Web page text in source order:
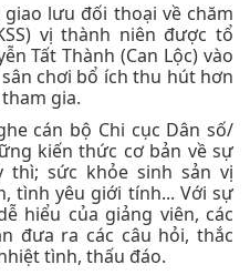
lưu đối thoại về chăm
vị thành niên được tổ
Tất Thành (Can Lộc) vào
chơi bổ ích thu hút hơn
gia.
cán bộ Chi cục Dân số/
kiến thức cơ bản về sự
sức khỏe sinh sản vị
tình yêu giới tính... Với sự
hiểu của giảng viên, các
đưa ra các câu hỏi, thắc
tình, thấu đáo.